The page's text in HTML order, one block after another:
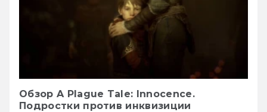
Обзор A Plague Tale: Innocence.
Подростки против инквизиции